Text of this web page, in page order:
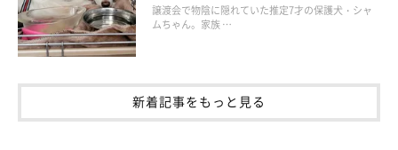
譲渡会で物陰に隠れていた推定7才の保護犬・シャ
ムちゃん。家族 …
新着記事をもっと見る